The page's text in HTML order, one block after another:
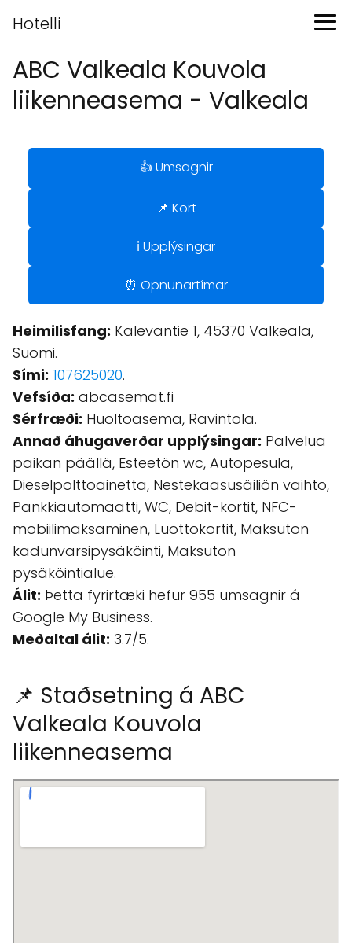
Hotelli
ABC Valkeala Kouvola
liikenneasema - Valkeala
👍 Umsagnir
📌 Kort
ℹ️ Upplýsingar
⏰ Opnunartímar
Heimilisfang: Kalevantie 1, 45370 Valkeala,
Suomi.
Sími: 107625020.
Vefsíða: abcasemat.fi
Sérfræði: Huoltoasema, Ravintola.
Annað áhugaverðar upplýsingar: Palvelua
paikan päällä, Esteetön wc, Autopesula,
Dieselpolttoainetta, Nestekaasusäiliön vaihto,
Pankkiautomaatti, WC, Debit-kortit, NFC-
mobiilimaksaminen, Luottokortit, Maksuton
kadunvarsipysäköinti, Maksuton
pysäköintialue.
Álit: Þetta fyrirtæki hefur 955 umsagnir á
Google My Business.
Meðaltal álit: 3.7/5.
📌 Staðsetning á ABC
Valkeala Kouvola
liikenneasema